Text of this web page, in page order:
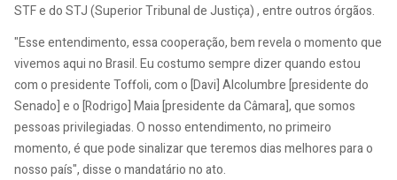
STF e do STJ (Superior Tribunal de Justiça) , entre outros órgãos.
"Esse entendimento, essa cooperação, bem revela o momento que
vivemos aqui no Brasil. Eu costumo sempre dizer quando estou
com o presidente Toffoli, com o [Davi] Alcolumbre [presidente do
Senado] e o [Rodrigo] Maia [presidente da Câmara], que somos
pessoas privilegiadas. O nosso entendimento, no primeiro
momento, é que pode sinalizar que teremos dias melhores para o
nosso país", disse o mandatário no ato.